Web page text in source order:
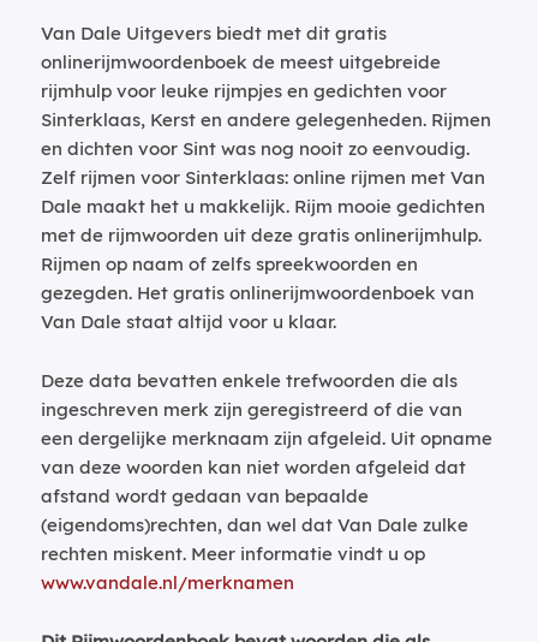
Van Dale Uitgevers biedt met dit gratis
onlinerijmwoordenboek de meest uitgebreide
rijmhulp voor leuke rijmpjes en gedichten voor
Sinterklaas, Kerst en andere gelegenheden. Rijmen
en dichten voor Sint was nog nooit zo eenvoudig.
Zelf rijmen voor Sinterklaas: online rijmen met Van
Dale maakt het u makkelijk. Rijm mooie gedichten
met de rijmwoorden uit deze gratis onlinerijmhulp.
Rijmen op naam of zelfs spreekwoorden en
gezegden. Het gratis onlinerijmwoordenboek van
Van Dale staat altijd voor u klaar.
Deze data bevatten enkele trefwoorden die als
ingeschreven merk zijn geregistreerd of die van
een dergelijke merknaam zijn afgeleid. Uit opname
van deze woorden kan niet worden afgeleid dat
afstand wordt gedaan van bepaalde
(eigendoms)rechten, dan wel dat Van Dale zulke
rechten miskent. Meer informatie vindt u op
www.vandale.nl/merknamen